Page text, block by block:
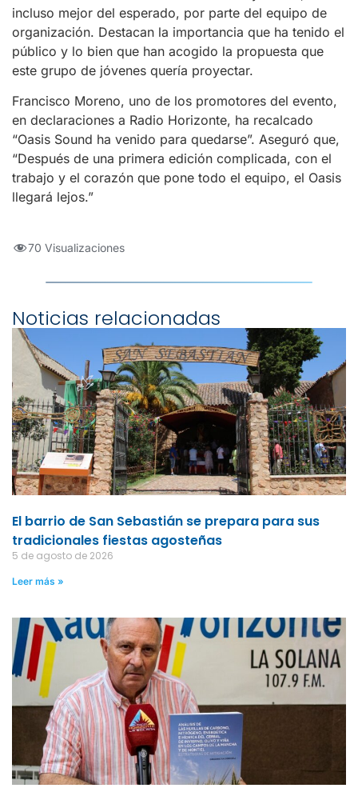
incluso mejor del esperado, por parte del equipo de
organización. Destacan la importancia que ha tenido el
público y lo bien que han acogido la propuesta que
este grupo de jóvenes quería proyectar.
Francisco Moreno, uno de los promotores del evento,
en declaraciones a Radio Horizonte, ha recalcado
“Oasis Sound ha venido para quedarse”. Aseguró que,
“Después de una primera edición complicada, con el
trabajo y el corazón que pone todo el equipo, el Oasis
llegará lejos.”
70 Visualizaciones
Noticias relacionadas
El barrio de San Sebastián se prepara para sus
tradicionales fiestas agosteñas
5 de agosto de 2026
Leer más »